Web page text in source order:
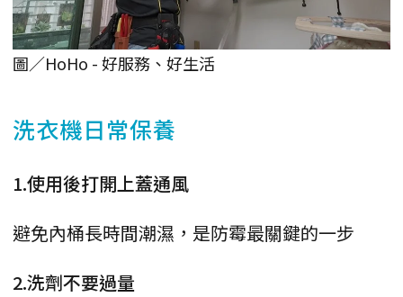
圖／HoHo - 好服務、好生活
洗衣機日常保養
1.使用後打開上蓋通風
避免內桶長時間潮濕，是防霉最關鍵的一步
2.洗劑不要過量